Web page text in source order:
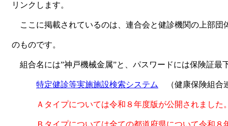
リンクします。
ここに掲載されているのは、連合会と健診機関の上部団
のものです。
組合名には”神戸機械金属”と、パスワードには保険証最
特定健診等実施施設検索システム （健康保険組合
Ａタイプについては令和８年度版が公開されました
Ｂタイプについては全ての都道府県について令和８